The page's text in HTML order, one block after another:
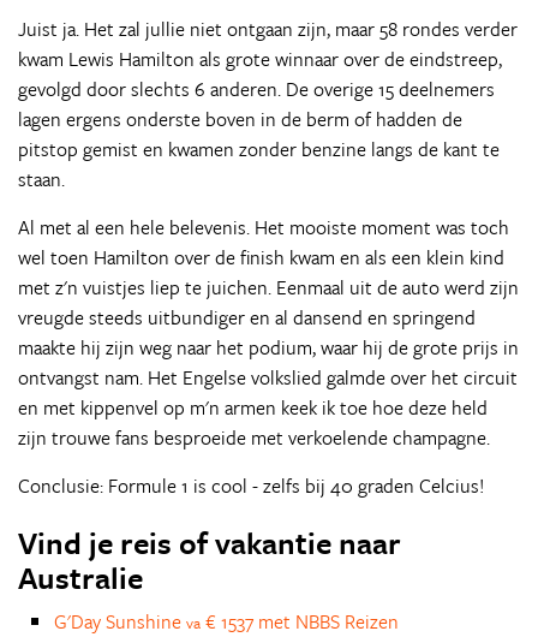
Juist ja. Het zal jullie niet ontgaan zijn, maar 58 rondes verder
kwam Lewis Hamilton als grote winnaar over de eindstreep,
gevolgd door slechts 6 anderen. De overige 15 deelnemers
lagen ergens onderste boven in de berm of hadden de
pitstop gemist en kwamen zonder benzine langs de kant te
staan.
Al met al een hele belevenis. Het mooiste moment was toch
wel toen Hamilton over de finish kwam en als een klein kind
met z'n vuistjes liep te juichen. Eenmaal uit de auto werd zijn
vreugde steeds uitbundiger en al dansend en springend
maakte hij zijn weg naar het podium, waar hij de grote prijs in
ontvangst nam. Het Engelse volkslied galmde over het circuit
en met kippenvel op m'n armen keek ik toe hoe deze held
zijn trouwe fans besproeide met verkoelende champagne.
Conclusie: Formule 1 is cool - zelfs bij 40 graden Celcius!
Vind je reis of vakantie naar
Australie
G'Day Sunshine va € 1537 met NBBS Reizen